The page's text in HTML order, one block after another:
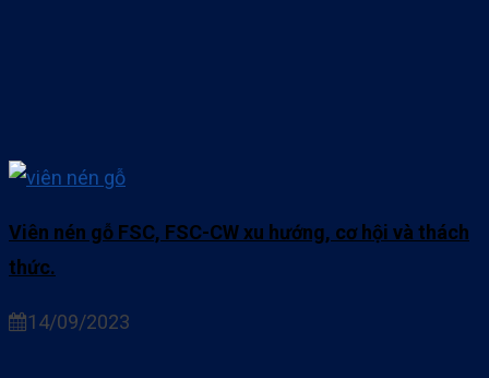
Viên nén gỗ FSC, FSC-CW xu hướng, cơ hội và thách
thức.
14/09/2023